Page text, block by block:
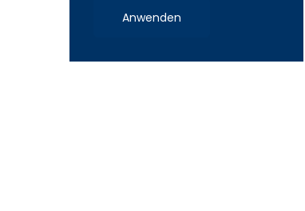
Etikettenrolle
Anwenden